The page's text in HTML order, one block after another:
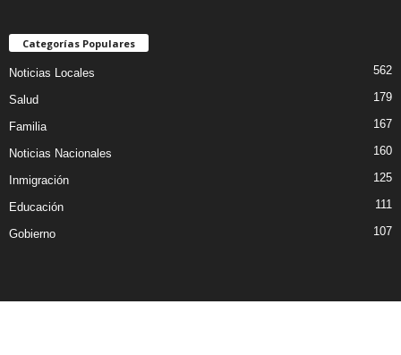
Categorías Populares
Noticias Locales 562
Salud 179
Familia 167
Noticias Nacionales 160
Inmigración 125
Educación 111
Gobierno 107